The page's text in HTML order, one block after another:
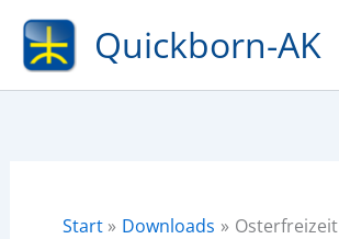
Zum
Inhalt
springen
Quickborn-AK
Start Downloads Osterfreizeit